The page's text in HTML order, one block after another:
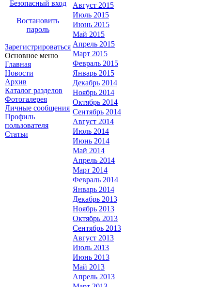
Безопасный вход
Востановить
пароль
Зарегистрироваться
Основное меню
Главная
Новости
Архив
Каталог разделов
Фотогалерея
Личные сообщения
Профиль
пользователя
Статьи
Август 2015
Июль 2015
Июнь 2015
Май 2015
Апрель 2015
Март 2015
Февраль 2015
Январь 2015
Декабрь 2014
Ноябрь 2014
Октябрь 2014
Сентябрь 2014
Август 2014
Июль 2014
Июнь 2014
Май 2014
Апрель 2014
Март 2014
Февраль 2014
Январь 2014
Декабрь 2013
Ноябрь 2013
Октябрь 2013
Сентябрь 2013
Август 2013
Июль 2013
Июнь 2013
Май 2013
Апрель 2013